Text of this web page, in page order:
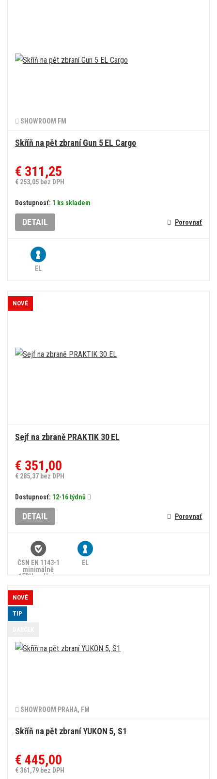
SHOWROOM FM
Skříň na pět zbraní Gun 5 EL Cargo
€ 311,25
€ 253,05 bez DPH
Dostupnosť: 1 ks skladem
DETAIL Porovnať
EL
Sejf na zbraně PRAKTIK 30 EL
€ 351,00
€ 285,37 bez DPH
Dostupnosť: 12-16 týdnů
DETAIL Porovnať
ČSN EN 1143-1
minimálně
15RU, splňuje
90/2024 Sb.
EL
NOVÉ
SHOWROOM PRAHA, FM
Skříň na pět zbraní YUKON 5, S1
€ 445,00
€ 361,79 bez DPH
NOVÉ
TIP